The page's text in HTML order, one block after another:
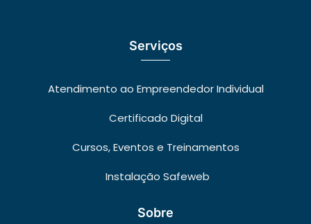
Serviços
Atendimento ao Empreendedor Individual
Certificado Digital
Cursos, Eventos e Treinamentos
Instalação Safeweb
Sobre